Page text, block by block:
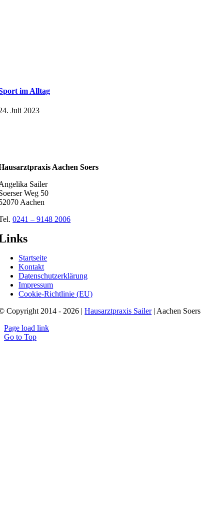
im Alltag
Juli 2023
Aachen Soers
Sailer
Weg 50
Aachen
0241 – 9148 2006
Startseite
Kontakt
Datenschutzerklärung
Impressum
Cookie-Richtlinie (EU)
Copyright 2014 - 2026 |Hausarztpraxis Sailer| Aachen Soers
Page load link
Go to Top